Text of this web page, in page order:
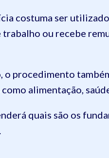
costuma ser
ou recebe
procedimento
alimentação,
quais são os